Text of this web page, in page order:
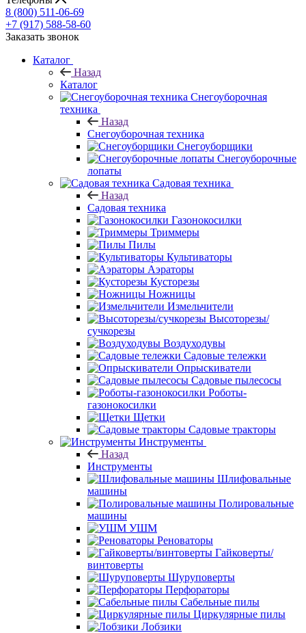
8 (800) 511-06-69
+7 (917) 588-58-60
Заказать звонок
Каталог
Назад
Каталог
Снегоуборочная
техника
Назад
Снегоуборочная техника
Снегоуборщики
Снегоуборочные
лопаты
Садовая техника
Назад
Садовая техника
Газонокосилки
Триммеры
Пилы
Культиваторы
Аэраторы
Кусторезы
Ножницы
Измельчители
Высоторезы/
сучкорезы
Воздуходувы
Садовые тележки
Опрыскиватели
Садовые пылесосы
Роботы-
газонокосилки
Щетки
Садовые тракторы
Инструменты
Назад
Инструменты
Шлифовальные
машины
Полировальные
машины
УШМ
Реноваторы
Гайковерты/
винтоверты
Шуруповерты
Перфораторы
Сабельные пилы
Циркулярные пилы
Лобзики